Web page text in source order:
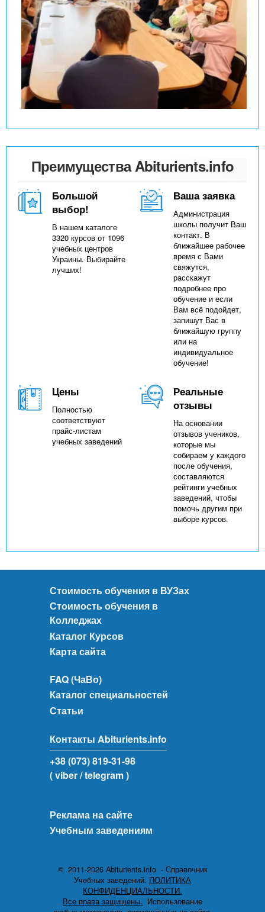
Преимущества Abiturients.info
Большой
выбор!
В нашем каталоге
3320 курсов от 1096
учебных центров
Украины. Выбирайте
лучших!
Ваша заявка
Администрация
школы получит Ваш
контакт. В
ближайшее рабочее
время с Вами
свяжутся,
расскажут
подробнее про
обучение и если
Вам всё подойдет,
запишут Вас в
ближайшую группу
или на
индивидуальное
обучение!
Цены
Полностью
соответствуют
прайс-листам
учебных заведений
Реальные
отзывы
На основании
отзывов учеников,
которые мы
собираем у каждого
после обучения,
составляются
рейтинги учебных
заведений, чтобы
помочь другим при
выборе курсов.
Стоимость обучения в ВУЗах
Стоимость обучения в
Колледжах
Каталог Курсов
Карта сайта
FAQ (ЧаВо)
Каталог специальностей
Статьи
Контакты Abiturients.info
+38 (073) 819-31-98
( viber/ telegram )
Реклама на сайте
Учебным заведениям
© 2011-2026 Abiturients.info - Справочник
Учебных заведений. ПОЛИТИКА
КОНФИДЕНЦИАЛЬНОСТИ.
Все права защищены. Использование